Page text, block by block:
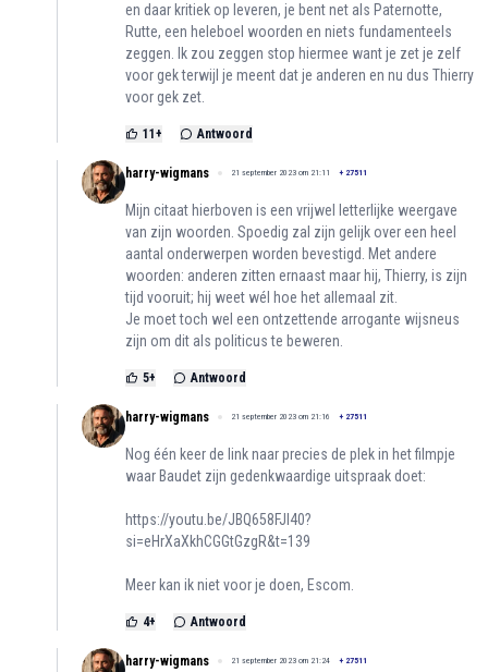
en daar kritiek op leveren, je bent net als Paternotte,
Rutte, een heleboel woorden en niets fundamenteels
zeggen. Ik zou zeggen stop hiermee want je zet je zelf
voor gek terwijl je meent dat je anderen en nu dus Thierry
voor gek zet.
11 + Antwoord
harry-wigmans 21 september 2023 om 21:11 + 27511
Mijn citaat hierboven is een vrijwel letterlijke weergave
van zijn woorden. Spoedig zal zijn gelijk over een heel
aantal onderwerpen worden bevestigd. Met andere
woorden: anderen zitten ernaast maar hij, Thierry, is zijn
tijd vooruit; hij weet wél hoe het allemaal zit.
Je moet toch wel een ontzettende arrogante wijsneus
zijn om dit als politicus te beweren.
5+ Antwoord
harry-wigmans 21 september 2023 om 21:16 + 27511
Nog één keer de link naar precies de plek in het filmpje
waar Baudet zijn gedenkwaardige uitspraak doet:
https://youtu.be/JBQ658FJI40?
si=eHrXaXkhCGGtGzgR&t=139
Meer kan ik niet voor je doen, Escom.
4+ Antwoord
harry-wigmans 21 september 2023 om 21:24 + 27511